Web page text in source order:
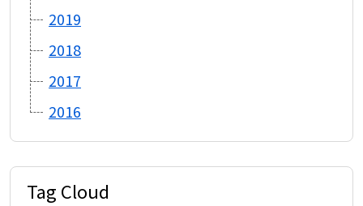
2019
2018
2017
2016
Tag Cloud